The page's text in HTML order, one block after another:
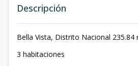
Descripción
Bella Vista, Distrito Nacional 235.84
3 habitaciones